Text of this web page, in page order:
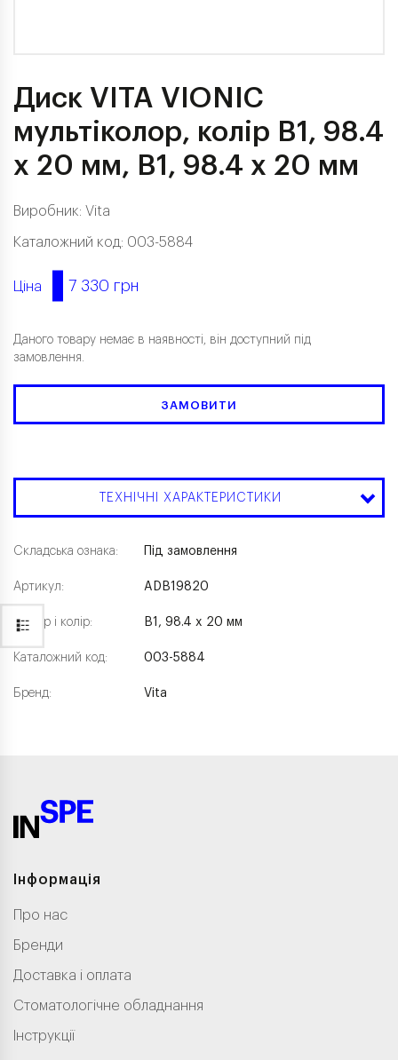
Диск VITA VIONIC
мультіколор, колір B1, 98.4
x 20 мм, B1, 98.4 x 20 мм
Виробник: Vita
Каталожний код: 003-5884
Ціна 7 330 грн
Даного товару немає в наявності, він доступний під
замовлення.
ЗАМОВИТИ
ТЕХНІЧНІ ХАРАКТЕРИСТИКИ
Складська ознака:
Артикул:
Розмір і колір:
Каталожний код:
Бренд:
Під замовлення
ADB19820
B1, 98.4 x 20 мм
003-5884
Vita
Інформація
Про нас
Бренди
Доставка і оплата
Стоматологічне обладнання
Інструкції